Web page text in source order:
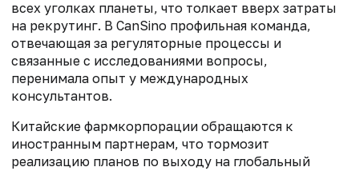
всех уголках планеты, что толкает вверх затраты
на рекрутинг. В CanSino профильная команда,
отвечающая за регуляторные процессы и
связанные с исследованиями вопросы,
перенимала опыт у международных
консультантов.
Китайские фармкорпорации обращаются к
иностранным партнерам, что тормозит
реализацию планов по выходу на глобальный